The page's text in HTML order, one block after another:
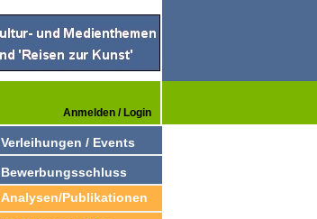
Anmelden / Login
Verleihungen / Events
Bewerbungsschluss
Analysen/Publikationen